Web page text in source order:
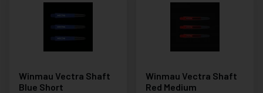
Winmau Vectra Shaft
Blue Short
Winmau Vectra Shaft
Red Medium